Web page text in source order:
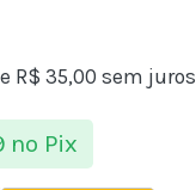
R$ 35,00 sem juros
no Pix